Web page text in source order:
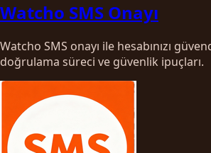
Watcho SMS Onayı
Watcho SMS onayı ile hesabınızı
doğrulama süreci ve güvenlik ipuçları.